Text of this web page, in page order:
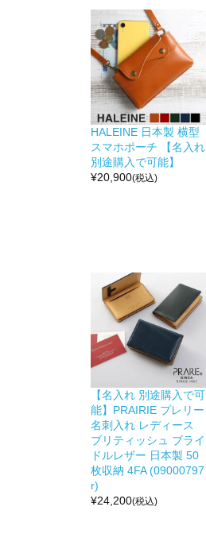
HALEINE 日本製 横型
スマホポーチ 【名入れ
別途購入で可能】
¥20,900(税込)
【名入れ 別途購入で可
能】PRAIRIE プレリー
名刺入れ レディース
ブリティッシュ ブライ
ドルレザー 日本製 50
枚収納 4FA (09000797
r)
¥24,200(税込)